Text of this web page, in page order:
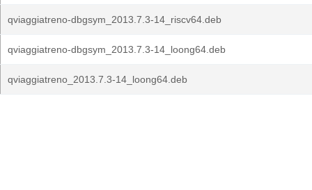
qviaggiatreno-dbgsym_2013.7.3-14_riscv64.deb
qviaggiatreno-dbgsym_2013.7.3-14_loong64.deb
qviaggiatreno_2013.7.3-14_loong64.deb